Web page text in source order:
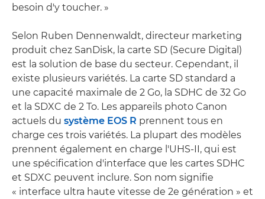
besoin d'y toucher. »
Selon Ruben Dennenwaldt, directeur marketing
produit chez SanDisk, la carte SD (Secure Digital)
est la solution de base du secteur. Cependant, il
existe plusieurs variétés. La carte SD standard a
une capacité maximale de 2 Go, la SDHC de 32 Go
et la SDXC de 2 To. Les appareils photo Canon
actuels du système EOS R prennent tous en
charge ces trois variétés. La plupart des modèles
prennent également en charge l'UHS-II, qui est
une spécification d'interface que les cartes SDHC
et SDXC peuvent inclure. Son nom signifie
« interface ultra haute vitesse de 2e génération » et